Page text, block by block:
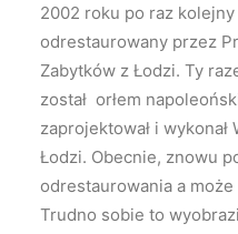
2002 roku po raz
odrestaurowany przez
Zabytków z Łodzi. Ty
został orłem
zaprojektował i
Łodzi. Obecnie, znowu
odrestaurowania a
Trudno sobie to